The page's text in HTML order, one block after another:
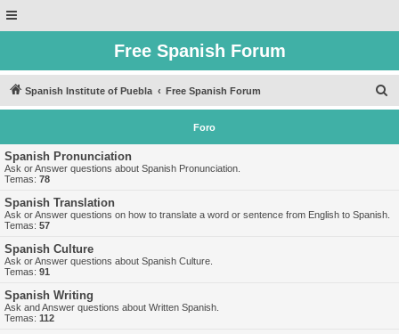
Free Spanish Forum
Spanish Institute of Puebla Free Spanish Forum
u
Foro
Spanish Pronunciation
Ask or Answer questions about Spanish Pronunciation.
Temas: 78
Spanish Translation
Ask or Answer questions on how to translate a word or sentence from English to Spanish.
Temas: 57
Spanish Culture
Ask or Answer questions about Spanish Culture.
Temas: 91
Spanish Writing
Ask and Answer questions about Written Spanish.
Temas: 112